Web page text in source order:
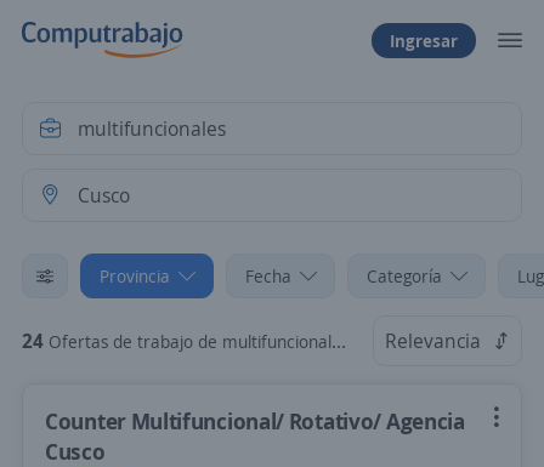
Ingresar
Provincia Fecha Categoría
24 Ofertas de trabajo de multifuncionales en Cusco, Cusco Relevancia
Counter Multifuncional/ Rotativo/ Agencia
Cusco